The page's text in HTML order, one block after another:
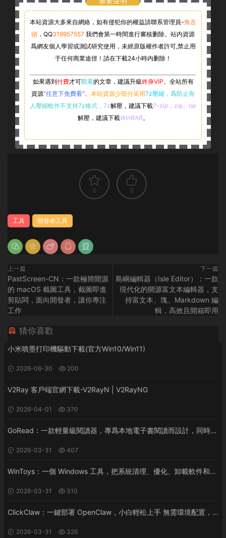
本站資源大多來自網絡，如有侵犯你的權益請聯系管理員-魚古
頭 ， QQ319957557 我們會第一時間進行審核删除。站内資源
爲網友個人學習或測試研究使用，未經原版權作者許可,禁止用
于任何商業途徑！請在下載24小時内删除！
如果遇到付費才可觀看的文章，建議升級終身VIP。 全站所有
資源“任意下免費看”。 本站資源少部分采用7z壓縮， 爲防止有
人壓縮軟件不支持7z格式 ，7z解壓，建議下載7-zip ，zip、rar
解壓，建議下載WinRAR。
0 0
工具 開發者工具
上一篇
PastScreen-CN：一款極簡開源
的 macOS 截圖工具，截圖即進
剪貼闆，面向開發者，讓你專注
工作
下一篇
島嶼編輯器（Isle Editor）：一款
現代化的開源富文本編輯器，支
持富文本、塊、Markdown 編
輯，高效且開箱即用
猜你喜歡
小米噴墨打印機驅動下載(官方Win10/Win11)
2026-06-30 200
V2Ray 客戶端官網下載-V2RayN | V2RayNG
2026-04-01 370
GoRead：一款輕量級閱讀器，專爲本地電子書閱讀而設計，同時支
2026-03-31 407
WinToys：一個 Windows 工具，把系統清理、優化、卸載軟件和各
2026-03-31 310
ClickClaw：一鍵部署 OpenClaw，小白輕松上手 無需環境配置，
2026-03-31 326